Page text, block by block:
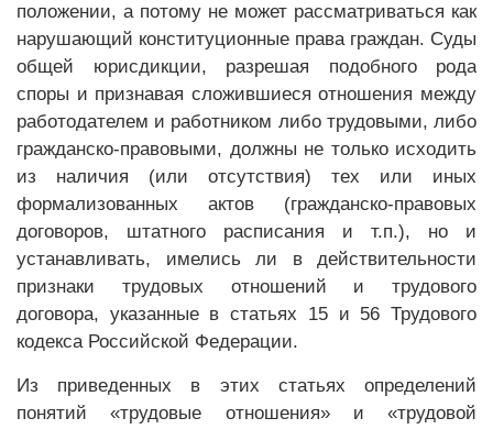
положении, а потому не может рассматриваться как
нарушающий конституционные права граждан. Суды
общей юрисдикции, разрешая подобного рода
споры и признавая сложившиеся отношения между
работодателем и работником либо трудовыми, либо
гражданско-правовыми, должны не только исходить
из наличия (или отсутствия) тех или иных
формализованных актов (гражданско-правовых
договоров, штатного расписания и т.п.), но и
устанавливать, имелись ли в действительности
признаки трудовых отношений и трудового
договора, указанные в статьях 15 и 56 Трудового
кодекса Российской Федерации.
Из приведенных в этих статьях определений
понятий «трудовые отношения» и «трудовой